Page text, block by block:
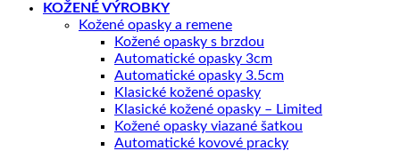
KOŽENÉ VÝROBKY
Kožené opasky a remene
Kožené opasky s brzdou
Automatické opasky 3cm
Automatické opasky 3.5cm
Klasické kožené opasky
Klasické kožené opasky – Limited
Kožené opasky viazané šatkou
Automatické kovové pracky